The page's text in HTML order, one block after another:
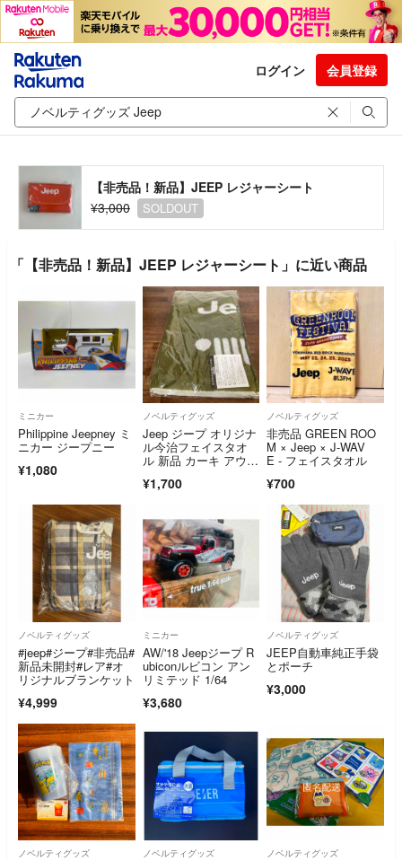
ログイン 会員登録
【非売品！新品】JEEP レジャーシート
¥3,000
SOLDOUT
「【非売品！新品】JEEP レジャーシート」に近い商品
ミニカー
Philippine Jeepney ミ
ニカー ジープニー
¥1,080
ノベルティグッズ
Jeep ジープ オリジナ
ル今治フェイスタオ
ル 新品 カーキ アウト
¥1,700
ノベルティグッズ
非売品 GREEN ROO
M × Jeep × J-WAV
E - フェイスタオル
¥700
ノベルティグッズ
#jeep#ジープ#非売品#
新品未開封#レア#オ
リジナルブランケット
¥4,999
ミニカー
AW/'18 Jeepジープ R
ubiconルビコン アン
リミテッド 1/64
¥3,680
ノベルティグッズ
JEEP自動車純正手袋
とポーチ
¥3,000
ノベルティグッズ ノベルティグッズ ノベルティグッズ